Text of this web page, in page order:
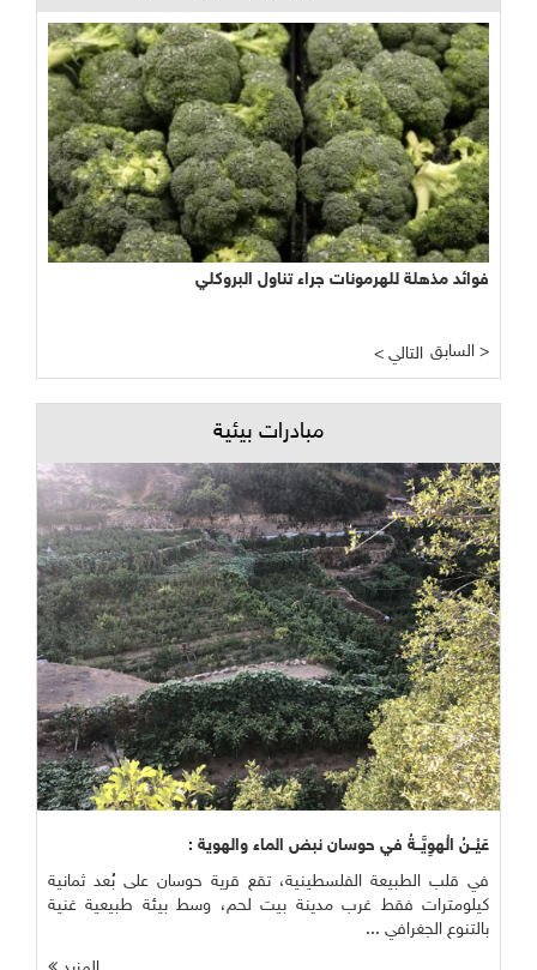
فوائد مذهلة للهرمونات جراء تناول البروكلي
< التالي السابق >
مبادرات بيئية
عَيْــنُ الْهوِيَّــةُ في حوسان نبض الماء والهوية :
في قلب الطبيعة الفلسطينية، تقع قرية حوسان على بُعد ثمانية
كيلومترات فقط غرب مدينة بيت لحم، وسط بيئة طبيعية غنية
بالتنوع الجغرافي ...